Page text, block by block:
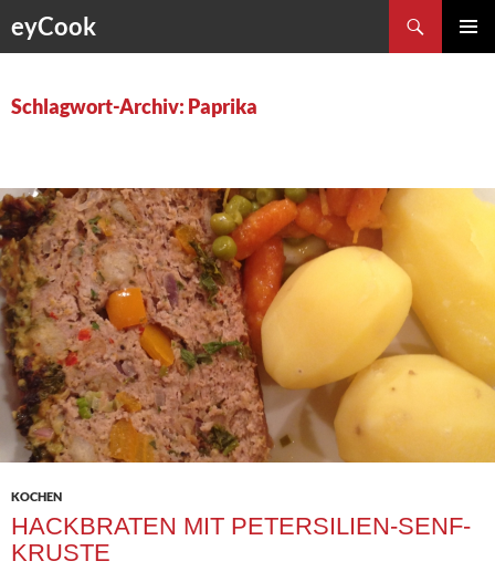
Inhalt
eyCook
Suchen
Schlagwort-Archiv: Paprika
KOCHEN
HACKBRATEN MIT PETERSILIEN-SENF-
KRUSTE